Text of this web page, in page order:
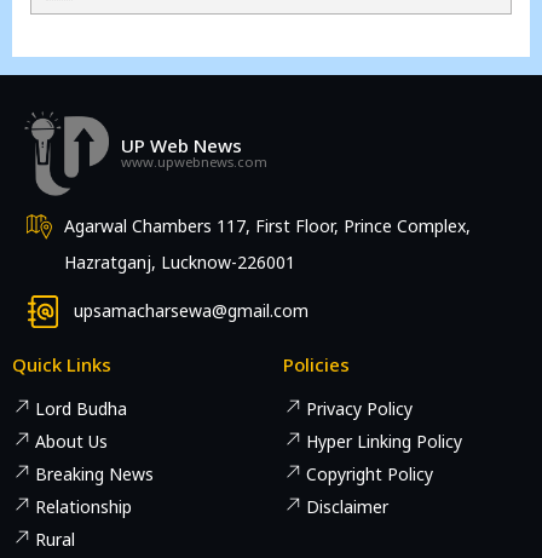
UP Web News
www.upwebnews.com
Agarwal Chambers 117, First Floor, Prince Complex,
Hazratganj, Lucknow-226001
upsamacharsewa@gmail.com
Quick Links
Lord Budha
About Us
Breaking News
Relationship
Rural
Policies
Privacy Policy
Hyper Linking Policy
Copyright Policy
Disclaimer